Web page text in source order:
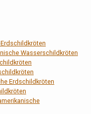
Wasserschildkröten
Erdschildkröten